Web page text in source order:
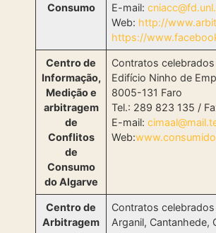
Consumo
E-mail:
Web: http://
https://
Centro de
Informação,
Medição e
arbitragem
de
Conflitos
de
Consumo
do Algarve
Contratos celebrados
Edifício Ninho de
8005-131 Faro
Tel.: 289 823 135 /
E-mail:
Web:
Centro de
Arbitragem
Contratos celebrados
Arganil,